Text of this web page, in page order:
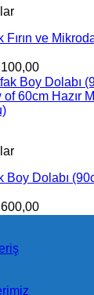
Fırın ve
Fiyat
aralığı:
Boy Dolabı
Fiyat
aralığı: